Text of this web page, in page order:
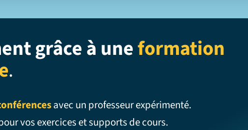
grâce à uneformation
.
avec un professeur expérimenté.
vos exercices et supports de cours.